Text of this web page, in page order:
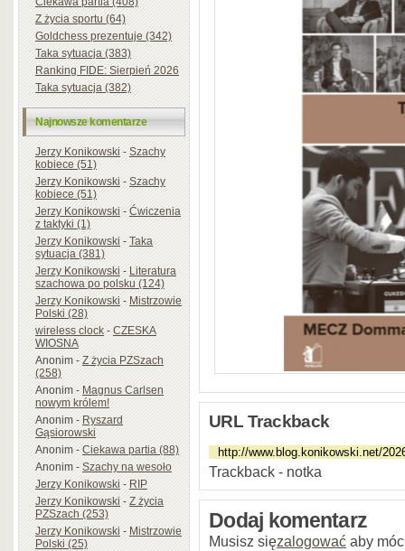
Z życia sportu (64)
Goldchess prezentuje (342)
Taka sytuacja (383)
Ranking FIDE: Sierpień 2026
Taka sytuacja (382)
Najnowsze komentarze
Jerzy Konikowski-Szachy
kobiece (51)
Jerzy Konikowski-Szachy
kobiece (51)
Jerzy Konikowski-Ćwiczenia
z taktyki (1)
Jerzy Konikowski-Taka
sytuacja (381)
Jerzy Konikowski-Literatura
szachowa po polsku (124)
Jerzy Konikowski-Mistrzowie
Polski (28)
wireless clock-CZESKA
WIOSNA
Anonim-Z życia PZSzach
(258)
Anonim-Magnus Carlsen
nowym królem!
Anonim-Ryszard
Gąsiorowski
Anonim-Ciekawa partia (88)
Anonim-Szachy na wesoło
Jerzy Konikowski-RIP
Jerzy Konikowski-Z życia
PZSzach (253)
Jerzy Konikowski-Mistrzowie
Polski (25)
URL Trackback
Trackback - notka
Dodaj komentarz
Musisz sięzalogować aby